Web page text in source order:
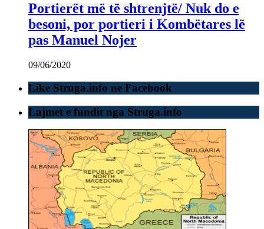
Portierët më të shtrenjtë/ Nuk do e
besoni, por portieri i Kombëtares lë
pas Manuel Nojer
09/06/2020
Like Struga.info ne Facebook
Lajmet e fundit nga Struga.info